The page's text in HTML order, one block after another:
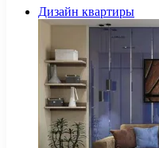
Дизайн квартиры